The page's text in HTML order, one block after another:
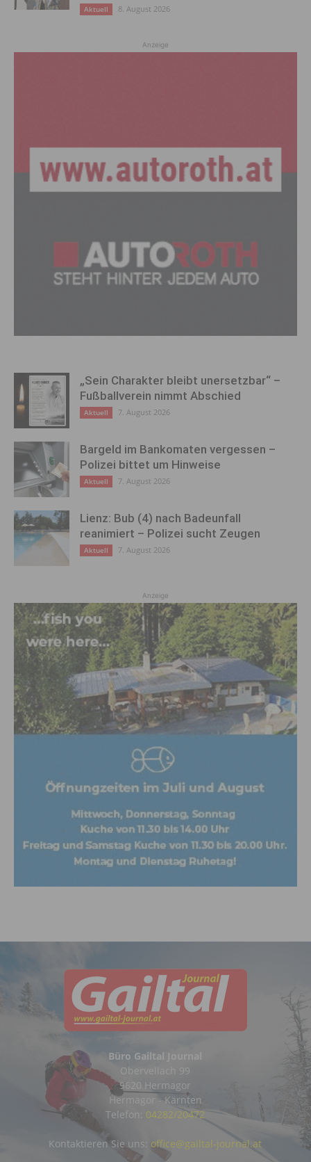
Aktuell 8. August 2026
Anzeige
„Sein Charakter bleibt unersetzbar“ –
Fußballverein nimmt Abschied
Aktuell 7. August 2026
Bargeld im Bankomaten vergessen –
Polizei bittet um Hinweise
Aktuell 7. August 2026
Lienz: Bub (4) nach Badeunfall
reanimiert – Polizei sucht Zeugen
Aktuell 7. August 2026
Anzeige
Büro Gailtal Journal
Obervellach 99
9620 Hermagor
Hermagor - Kärnten
Telefon: 04282/20472
Kontaktieren Sie uns: office@gailtal-journal.at